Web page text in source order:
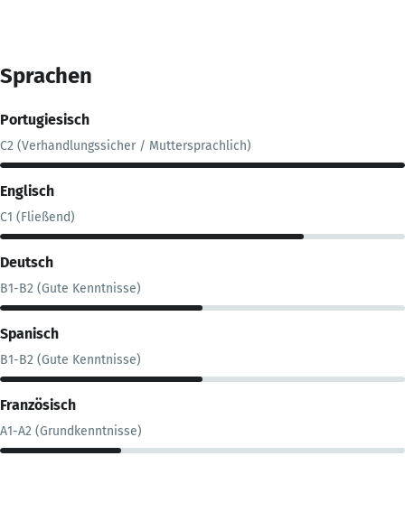
Sprachen
Portugiesisch
C2 (Verhandlungssicher / Muttersprachlich)
Englisch
C1 (Fließend)
Deutsch
B1-B2 (Gute Kenntnisse)
Spanisch
B1-B2 (Gute Kenntnisse)
Französisch
A1-A2 (Grundkenntnisse)